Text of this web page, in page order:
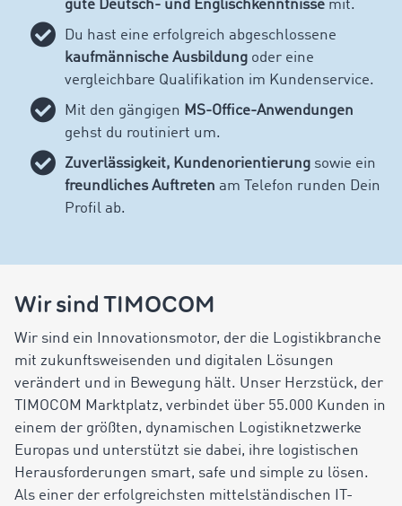
gute Deutsch- und Englischkenntnisse mit.
Du hast eine erfolgreich abgeschlossene
kaufmännische Ausbildung oder eine
vergleichbare Qualifikation im Kundenservice.
Mit den gängigen MS-Office-Anwendungen
gehst du routiniert um.
Zuverlässigkeit, Kundenorientierung sowie ein
freundliches Auftreten am Telefon runden Dein
Profil ab.
Wir sind TIMOCOM
Wir sind ein Innovationsmotor, der die Logistikbranche
mit zukunftsweisenden und digitalen Lösungen
verändert und in Bewegung hält. Unser Herzstück, der
TIMOCOM Marktplatz, verbindet über 55.000 Kunden in
einem der größten, dynamischen Logistiknetzwerke
Europas und unterstützt sie dabei, ihre logistischen
Herausforderungen smart, safe und simple zu lösen.
Als einer der erfolgreichsten mittelständischen IT-